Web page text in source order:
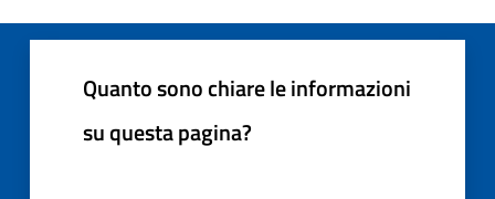
Quanto sono chiare le informazioni
su questa pagina?